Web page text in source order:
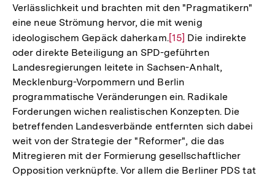
Verlässlichkeit und brachten mit den "Pragmatikern"
eine neue Strömung hervor, die mit wenig
ideologischem Gepäck daherkam.Zur
Auflösung
der
Fußnote
[15] Die indirekte
oder direkte Beteiligung an SPD-geführten
Landesregierungen leitete in Sachsen-Anhalt,
Mecklenburg-Vorpommern und Berlin
programmatische Veränderungen ein. Radikale
Forderungen wichen realistischen Konzepten. Die
betreffenden Landesverbände entfernten sich dabei
weit von der Strategie der "Reformer", die das
Mitregieren mit der Formierung gesellschaftlicher
Opposition verknüpfte. Vor allem die Berliner PDS tat